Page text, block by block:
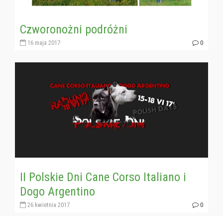
Czworonożni podróżni
16 maja 2017 0
II Polskie Dni Cane Corso Italiano i
Dogo Argentino
26 kwietnia 2017 0